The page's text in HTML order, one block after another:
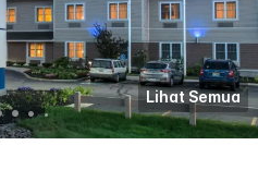
Lihat Semua